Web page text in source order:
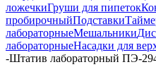
ложечкиГруши для пипеток
пробирочныйПодставки
лабораторныеМешальники
лабораторныеНасадки для
-Штатив лабораторный ПЭ-